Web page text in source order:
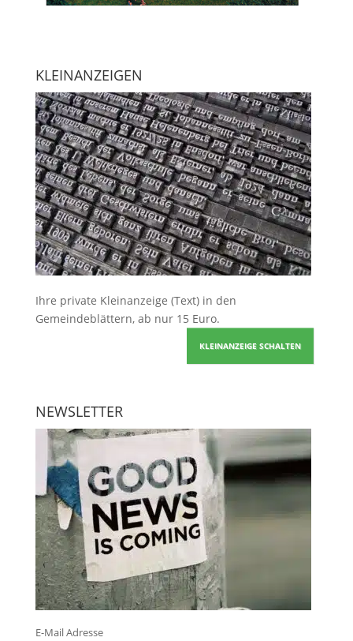
KLEINANZEIGEN
Ihre private Kleinanzeige (Text) in den
Gemeindeblättern, ab nur 15 Euro.
KLEINANZEIGE SCHALTEN
NEWSLETTER
E-Mail Adresse